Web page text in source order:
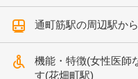
通町筋駅の周辺駅か
機能・特徴(女性医師
す(花畑町駅)